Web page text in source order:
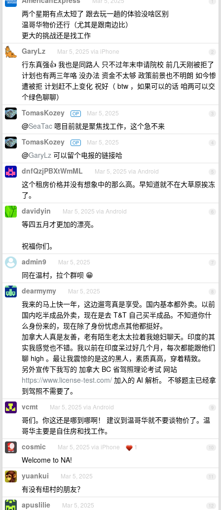
两个星期有点太短了 跟去玩一趟的体验没啥区别
温哥华物价还行（尤其是跟南边比）
更大的挑战还是找工作
2
GaryLz Mar 5, 2025 via iPhone
行东真强👍 我也是同路人 只不过年末申请院校 前几天刚被拒了
计划也有两三年咯 没办法 资金不太够 政策前景也不明朗 如今惨
遭被拒 计划赶不上变化 祝好（ btw ，如果可以的话 咱两可以交
个绿色聊聊）
3
TomasKozey OP Mar 5, 2025
@SeaTac 嗯目前就是聚焦找工作，这个急不来
4
TomasKozey OP Mar 5, 2025
@GaryLz 可以留个电报的链接哈
5
dnfQzjPBXtWmML Mar 5, 2025 via Android
这个租房价格并没有想象中的那么高。早知道就不在大草原挨冻
了。
6
davidyin Mar 5, 2025 via Android
等四五月才更加的漂亮。
祝福你们。
7
admin9 Mar 5, 2025
同在温村，拉个群呗 😁
8
dearmymy Mar 5, 2025
我来的马上快一年，这边遛弯真是享受。国内基本都外卖。以前
国内吃半成品外卖，现在是去 T&T 自己买半成品。不知道你什
么身份来的，现在除了身份忧虑点其他都挺好。
加拿大人真是友善，老有陌生老太太拉着我媳妇聊天。印度的其
实我感觉也不错。我以前在印度呆过好几个月，每次都能跟他们
聊 high 。最让我震惊的是这的黑人，素质真高，穿着精致。
另外宣传下我写的 加拿大 BC 省驾照理论考试 网站
https://www.license-test.com/ 加入的 AI 解析。 不够题主已经拿
到驾照不需要了。
9
vcmt Mar 5, 2025 via Android
哥们。你这还是哪到哪啊！ 建议到温哥华就不要谈物价了。温
哥华主要是自住房和找工作。
10
cosmic Mar 5, 2025 via iPhone 1
Welcome to NA!
11
yuankui Mar 5, 2025
有没有纽村的朋友？
12
apuslilie Mar 5, 2025